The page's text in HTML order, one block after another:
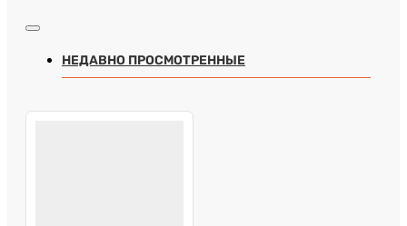
НЕДАВНО ПРОСМОТРЕННЫЕ